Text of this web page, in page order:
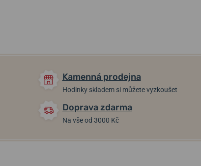
Kamenná prodejna
Hodinky skladem si můžete vyzkoušet
Doprava zdarma
Na vše od 3000 Kč